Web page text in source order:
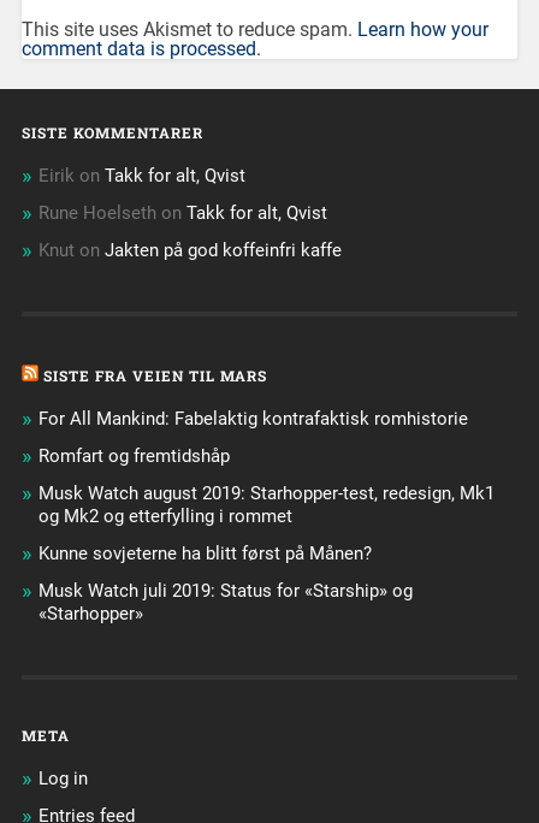
This site uses Akismet to reduce spam. Learn how your
comment data is processed.
SISTE KOMMENTARER
Eirik on Takk for alt, Qvist
Rune Hoelseth on Takk for alt, Qvist
Knuton Jakten på god koffeinfri kaffe
SISTE FRA VEIEN TIL MARS
For All Mankind: Fabelaktig kontrafaktisk romhistorie
Romfart og fremtidshåp
Musk Watch august 2019: Starhopper-test, redesign, Mk1
og Mk2 og etterfylling i rommet
Kunne sovjeterne ha blitt først på Månen?
Musk Watch juli 2019: Status for «Starship» og
«Starhopper»
META
Log in
Entries feed